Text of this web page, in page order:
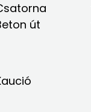
út